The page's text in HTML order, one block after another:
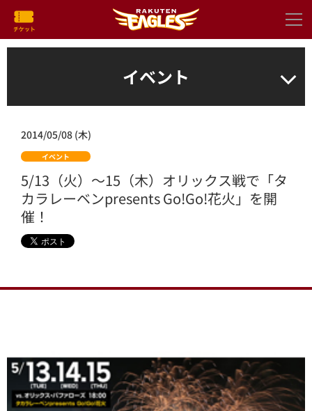
イベント
2014/05/08 (木)
イベント
5/13（火）～15（木）オリックス戦で「タ
カラレーベンpresents Go!Go!花火」を開
催！